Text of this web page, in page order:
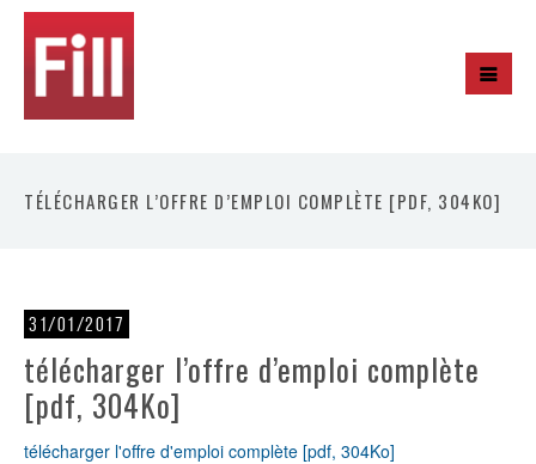
TÉLÉCHARGER L’OFFRE D’EMPLOI COMPLÈTE [PDF, 304KO]
31/01/2017
télécharger l’offre d’emploi complète
[pdf, 304Ko]
télécharger l'offre d'emploi complète [pdf, 304Ko]